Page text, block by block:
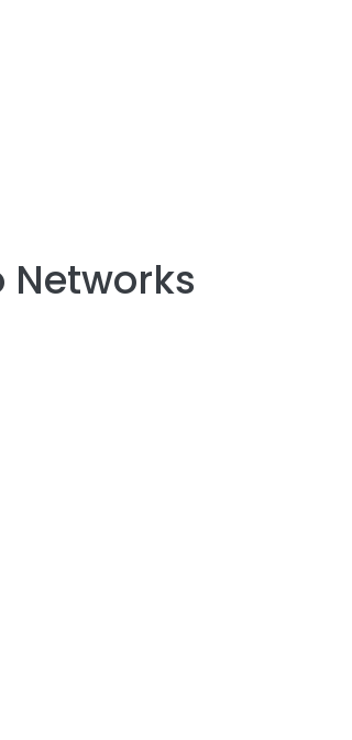
Networks